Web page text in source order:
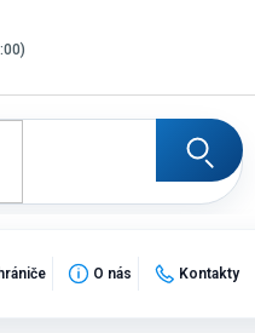
zboží
O nás Kontakty